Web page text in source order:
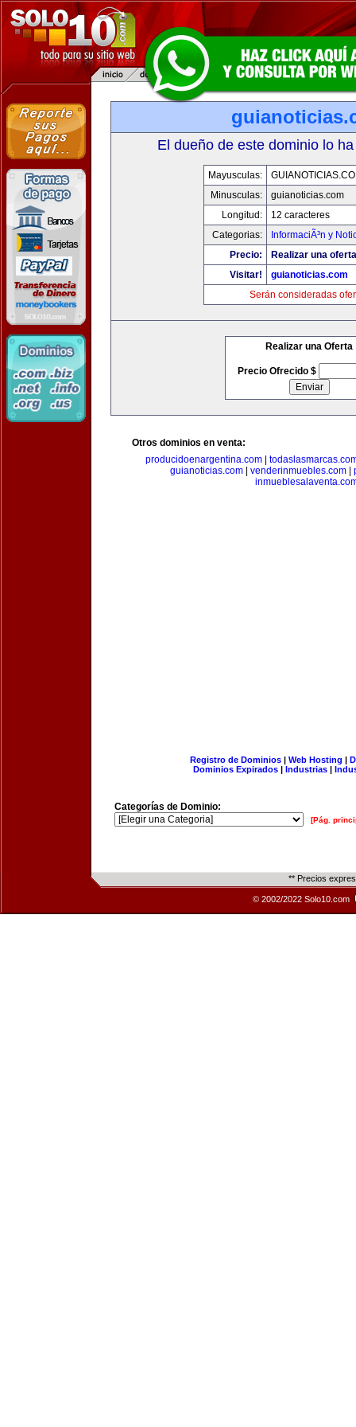
El dueño de este dominio lo
Mayusculas:
Minusculas:
guianoticias.com
Longitud:
12 caracteres
Categorias:
InformaciÃ³n y
Precio:
Realizar una
Visitar!
guianoticias.com
Serán consideradas
Realizar una Oferta
Precio Ofrecido $
Otros dominios en venta:
producidoenargentina.com|
guianoticias.com| venderinmuebles.com|
Registro de Dominios| Web Hosting |
Dominios Expirados | Industrias |
Categorías de Dominio:
[Pág.
** Precios
© 2002/2022 Solo10.com